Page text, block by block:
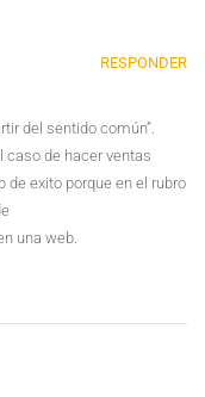
RESPONDER
del sentido común”.
caso de hacer ventas
de exito porque en el rubro
una web.